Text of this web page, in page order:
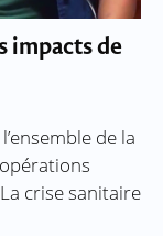
impacts de
de la
crise sanitaire